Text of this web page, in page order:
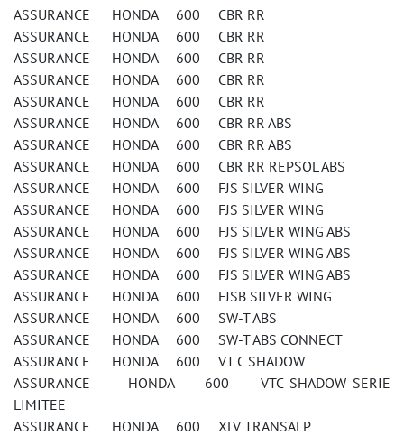
ASSURANCE HONDA 600 CBR RR
ASSURANCE HONDA 600 CBR RR
ASSURANCE HONDA 600 CBR RR
ASSURANCE HONDA 600 CBR RR
ASSURANCE HONDA 600 CBR RR
ASSURANCE HONDA 600 CBR RR ABS
ASSURANCE HONDA 600 CBR RR ABS
ASSURANCE HONDA 600 CBR RR REPSOL ABS
ASSURANCE HONDA 600 FJS SILVER WING
ASSURANCE HONDA 600 FJS SILVER WING
ASSURANCE HONDA 600 FJS SILVER WING ABS
ASSURANCE HONDA 600 FJS SILVER WING ABS
ASSURANCE HONDA 600 FJS SILVER WING ABS
ASSURANCE HONDA 600 FJSB SILVER WING
ASSURANCE HONDA 600 SW-T ABS
ASSURANCE HONDA 600 SW-T ABS CONNECT
ASSURANCE HONDA 600 VT C SHADOW
ASSURANCE HONDA 600 VTC SHADOW SERIE
LIMITEE
ASSURANCE HONDA 600 XLV TRANSALP